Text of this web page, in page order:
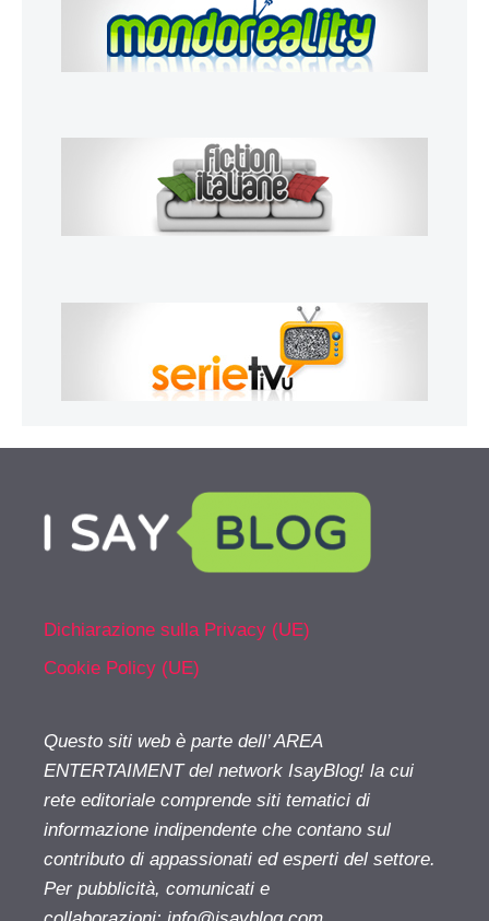
Dichiarazione sulla Privacy (UE)
Cookie Policy (UE)
Questo siti web è parte dell’ AREA
ENTERTAIMENT del network IsayBlog! la cui
rete editoriale comprende siti tematici di
informazione indipendente che contano sul
contributo di appassionati ed esperti del settore.
Per pubblicità, comunicati e